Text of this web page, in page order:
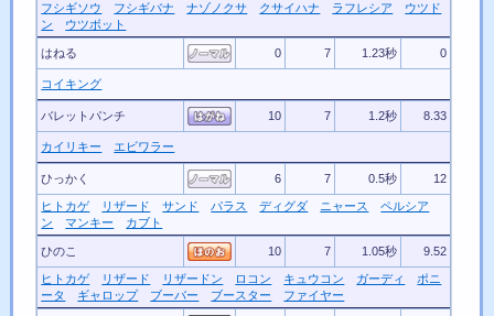
フシギソウ フシギバナ ナゾノクサ クサイハナ ラフレシア
ウツド
ン
ウツボット
はねる 0 7 1.23秒 0
コイキング
バレットパンチ 10 7 1.2秒 8.33
カイリキー エビワラー
ひっかく 6 7 0.5秒 12
ヒトカゲ リザード サンド パラス ディグダ ニャース
ペルシア
ン
マンキー カブト
ひのこ 10 7 1.05秒 9.52
ヒトカゲ リザード リザードン ロコン キュウコン ガーディ
ポニ
ータ
ギャロップ ブーバー ブースター ファイヤー